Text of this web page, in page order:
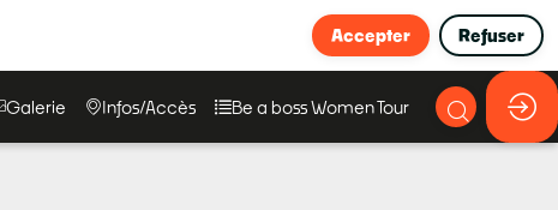
Galerie Infos/Accès Be a boss Women Tour
Accepter Refuser